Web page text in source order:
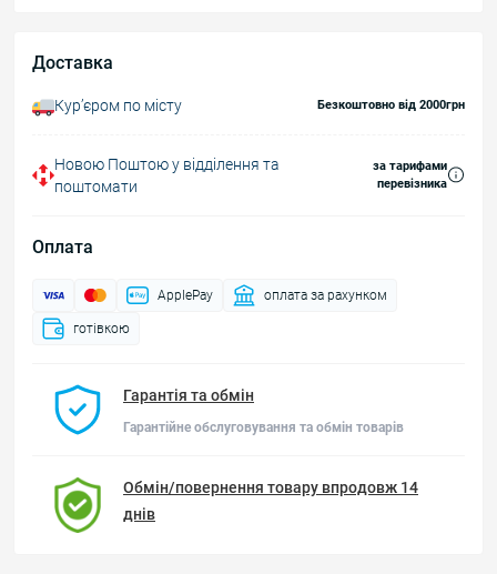
Доставка
Курʼєром по місту Безкоштовно від 2000грн
Новою Поштою у відділення та
поштомати
за тарифами
перевізника
Оплата
ApplePay оплата за рахунком
готівкою
Гарантія та обмін
Гарантійне обслуговування та обмін товарів
Обмін/повернення товару впродовж 14
днів